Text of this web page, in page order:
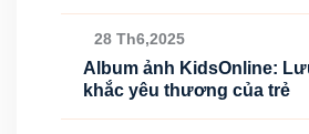
28 Th6,2025
Album ảnh KidsOnline:
khắc yêu thương của trẻ